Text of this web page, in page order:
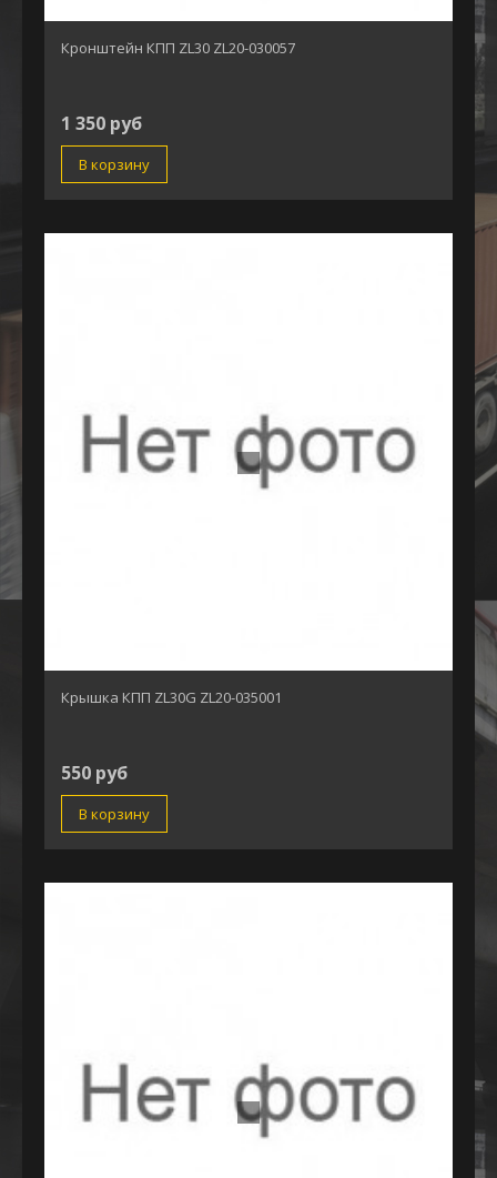
Кронштейн КПП ZL30 ZL20-030057
1 350 руб
В корзину
Крышка КПП ZL30G ZL20-035001
550 руб
В корзину